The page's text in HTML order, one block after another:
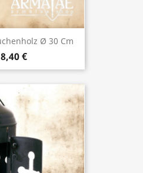
Ø 30 Cm
€